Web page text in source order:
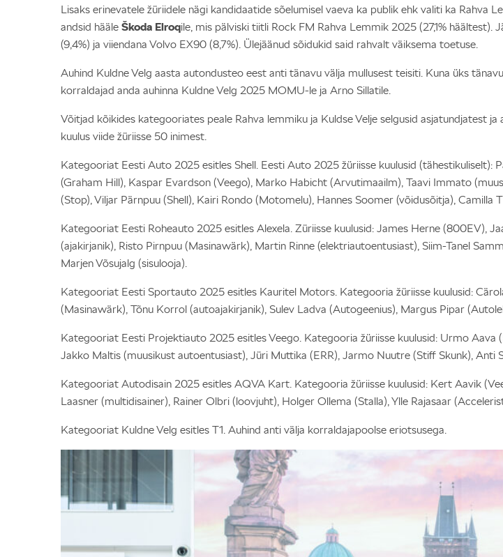
Lisaks erinevatele žüriidele nägi kandidaatide sõelumisel vaeva ka publik ehk valiti ka
andsid hääle Škoda Elroqile, mis pälviski tiitli Rock FM Rahva Lemmik 2025 (27,1% häältest).
(9,4%) ja viiendana Volvo EX90 (8,7%). Ülejäänud sõidukid said rahvalt väiksema toetuse.
Auhind Kuldne Velg aasta autondusteo eest anti tänavu välja mullusest teisiti. Kuna üks
korraldajad anda auhinna Kuldne Velg 2025 MOMU-le ja Arno Sillatile.
Võitjad kõikides kategooriates peale Rahva lemmiku ja Kuldse Velje selgusid asjatundjatest
kuulus viide žüriisse 50 inimest.
Kategooriat Eesti Auto 2025 esitles Shell. Eesti Auto 2025 žüriisse kuulusid (tähestikuliselt):
(Graham Hill), Kaspar Evardson (Veego), Marko Habicht (Arvutimaailm), Taavi Immato
(Stop), Viljar Pärnpuu (Shell), Kairi Rondo (Motomelu), Hannes Soomer (võidusõitja), Camilla
Kategooriat Eesti Roheauto 2025 esitles Alexela. Züriisse kuulusid: James Herne (800EV),
(ajakirjanik), Risto Pirnpuu (Masinawärk), Martin Rinne (elektriautoentusiast), Siim-Tanel
Marjen Võsujalg (sisulooja).
Kategooriat Eesti Sportauto 2025 esitles Kauritel Motors. Kategooria žüriisse kuulusid:
(Masinawärk), Tõnu Korrol (autoajakirjanik), Sulev Ladva (Autogeenius), Margus Pipar
Kategooriat Eesti Projektiauto 2025 esitles Veego. Kategooria žüriisse kuulusid: Urmo
Jakko Maltis (muusikust autoentusiast), Jüri Muttika (ERR), Jarmo Nuutre (Stiff Skunk), Anti
Kategooriat Autodisain 2025 esitles AQVA Kart. Kategooria žüriisse kuulusid: Kert Aavik
Laasner (multidisainer), Rainer Olbri (loovjuht), Holger Ollema (Stalla), Ylle Rajasaar
Kategooriat Kuldne Velg esitles T1. Auhind anti välja korraldajapoolse eriotsusega.